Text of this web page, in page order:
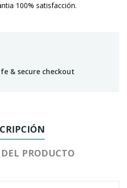
100% satisfacción.
& secure checkout
PRODUCTO